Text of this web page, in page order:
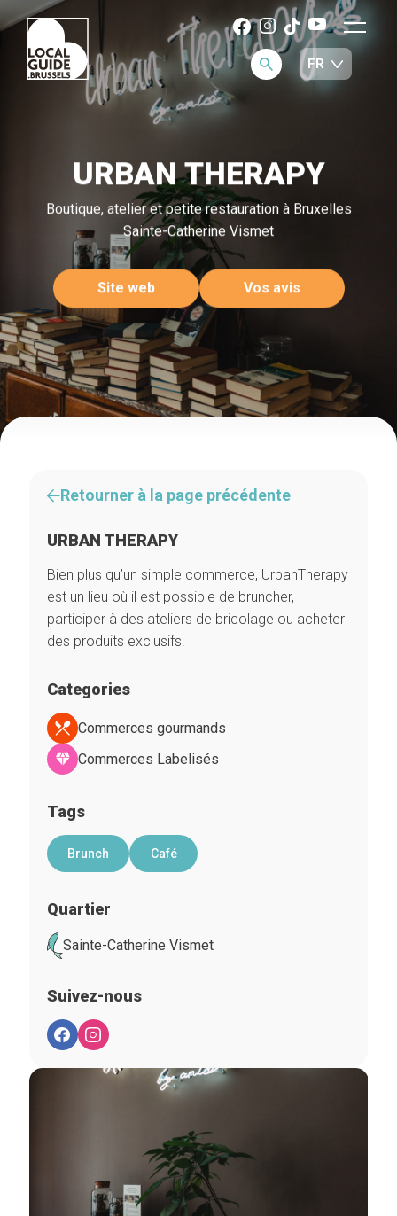
URBAN THERAPY
Boutique, atelier et petite restauration à Bruxelles
Sainte-Catherine Vismet
Site web Vos avis
Retourner à la page précédente
URBAN THERAPY
Bien plus qu’un simple commerce, UrbanTherapy
est un lieu où il est possible de bruncher,
participer à des ateliers de bricolage ou acheter
des produits exclusifs.
Categories
Commerces gourmands
Commerces Labelisés
Tags
Brunch Café
Quartier
Sainte-Catherine Vismet
Suivez-nous